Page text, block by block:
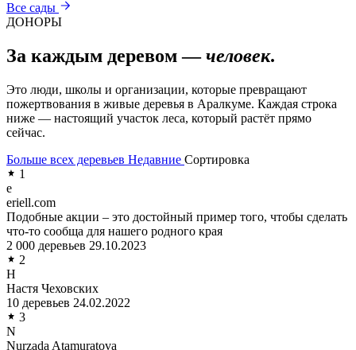
Все сады
ДОНОРЫ
За каждым деревом —человек.
Это люди, школы и организации, которые превращают
пожертвования в живые деревья в Аралкуме. Каждая строка
ниже — настоящий участок леса, который растёт прямо
сейчас.
Больше всех деревьев Недавние Сортировка
1
e
eriell.com
Подобные акции – это достойный пример того, чтобы сделать
что-то сообща для нашего родного края
2 000 деревьев 29.10.2023
2
Н
Настя Чеховских
10 деревьев 24.02.2022
3
N
Nurzada Atamuratova